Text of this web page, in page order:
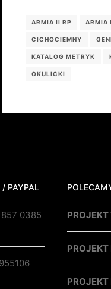
ARMIA II RP ARMIA
CICHOCIEMNY
KATALOG METRYK
OKULICKI
/ PAYPAL
0385